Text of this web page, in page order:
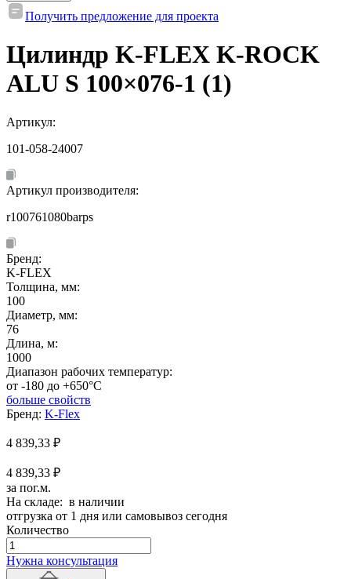
Получить предложение для проекта
Цилиндр K-FLEX K-ROCK
ALU S 100×076-1 (1)
Артикул:
101-058-24007
Артикул производителя:
r100761080barps
Бренд:
K-FLEX
Толщина, мм:
100
Диаметр, мм:
76
Длина, м:
1000
Диапазон рабочих температур:
от -180 до +650°C
больше свойств
Бренд: K-Flex
4 839,33 ₽
4 839,33 ₽
за пог.м.
На складе: в наличии
отгрузка от 1 дня или самовывоз сегодня
Количество
Количество
товара
Цилиндр
Нужна консультация